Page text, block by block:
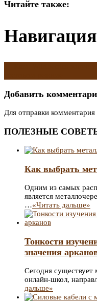
Читайте также:
Добавить
Для отправки
ПОЛЕЗНЫЕ
Как выбрать
Одним из самых
является
…«Читать дальше»
Тонкости
значения
Сегодня
онлайн-школ,
дальше»